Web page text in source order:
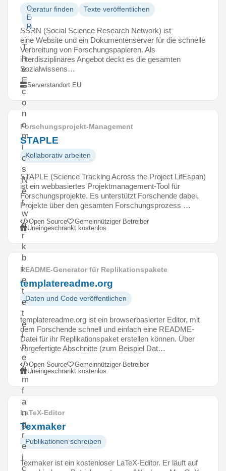
Open
Educational
Resources
T
h
e
E
c
o
n
o
m
i
c
s
N
e
t
w
o
r
k
b
i
e
t
e
t
e
i
n
e
u
m
f
a
n
g
r
e
i
c
Literatur finden Texte veröffentlichen
SSRN (Social Science Research Network) ist
eine Website und ein Dokumentenserver für die schnelle
Verbreitung von Forschungspapieren. Als
interdisziplinäres Angebot deckt es die gesamten
Sozialwissens…
Serverstandort EU
Forschungsprojekt-Management
STAPLE
Kollaborativ arbeiten
STAPLE (Science Tracking Across the Project LifEspan)
ist ein webbasiertes Projektmanagement-Tool für
Forschungsprojekte. Es unterstützt Forschende dabei,
Projekte über den gesamten Forschungsprozess …
Open Source
Gemeinnütziger Betreiber
Uneingeschränkt kostenlos
README-Generator für Replikationspakete
templatereadme.org
Daten und Code veröffentlichen
templatereadme.org ist ein browserbasierter Editor, mit
dem Forschende schnell und einfach eine README-
Datei für ihr Replikationspaket erstellen können. Über
vorgefertigte Abschnitte (zum Beispiel Dat…
Open Source
Gemeinnütziger Betreiber
Uneingeschränkt kostenlos
LaTeX-Editor
Texmaker
Publikationen schreiben
Texmaker ist ein kostenloser LaTeX-Editor. Er läuft auf